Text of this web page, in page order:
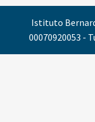
Istituto
00070920053 -